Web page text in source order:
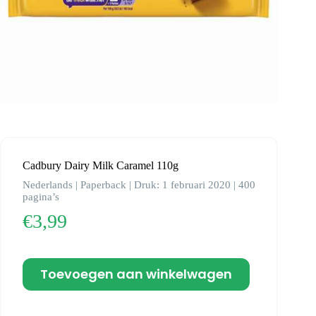
Cadbury Dairy Milk Caramel 110g
Nederlands | Paperback | Druk: 1 februari 2020 | 400
pagina’s
€3,99
Toevoegen aan winkelwagen